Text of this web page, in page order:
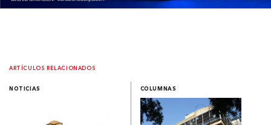
ARTÍCULOS RELACIONADOS
NOTICIAS COLUMNAS